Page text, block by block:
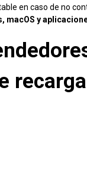
en caso de no
macOS y